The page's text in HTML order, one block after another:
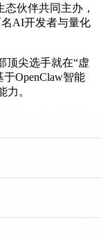
伙伴共同主办，
AI开发者与量化
顶尖选手就在“虚
OpenClaw智能
。